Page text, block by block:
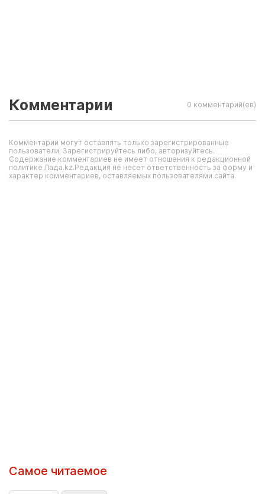
Комментарии 0 комментарий(ев)
Комментарии могут оставлять только зарегистрированные
пользователи. Зарегистрируйтесь либо, авторизуйтесь.
Содержание комментариев не имеет отношения к редакционной
политике Лада.kz.Редакция не несет ответственность за форму и
характер комментариев, оставляемых пользователями сайта.
Самое читаемое